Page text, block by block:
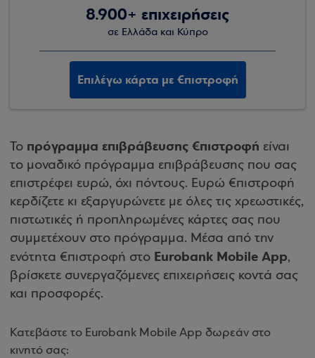
8.900+ επιχειρήσεις
σε Ελλάδα και Κύπρο
Επιλέγω κάρτα με €πιστροφή
Το πρόγραμμα επιβράβευσης €πιστροφή είναι
το μοναδικό πρόγραμμα επιβράβευσης που σας
επιστρέφει ευρώ, όχι πόντους. Ευρώ €πιστροφή
κερδίζετε κι εξαργυρώνετε με όλες τις χρεωστικές,
πιστωτικές ή προπληρωμένες κάρτες σας που
συμμετέχουν στο πρόγραμμα. Μέσα από την
ενότητα €πιστροφή στο Eurobank Mobile App,
βρίσκετε συνεργαζόμενες επιχειρήσεις κοντά σας
και προσφορές.
Κατεβάστε το Eurobank Mobile App δωρεάν στο
κινητό σας: